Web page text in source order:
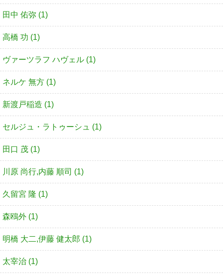
田中 佑弥 (1)
高橋 功 (1)
ヴァーツラフ ハヴェル (1)
ネルケ 無方 (1)
新渡戸稲造 (1)
セルジュ・ラトゥーシュ (1)
田口 茂 (1)
川原 尚行,内藤 順司 (1)
久留宮 隆 (1)
森鴎外 (1)
明橋 大二,伊藤 健太郎 (1)
太宰治 (1)